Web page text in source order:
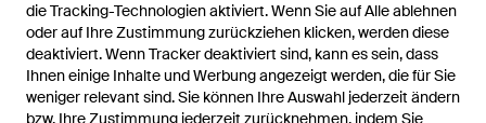
die Tracking-Technologien aktiviert. Wenn Sie auf Alle ablehnen
oder auf Ihre Zustimmung zurückziehen klicken, werden diese
deaktiviert. Wenn Tracker deaktiviert sind, kann es sein, dass
Ihnen einige Inhalte und Werbung angezeigt werden, die für Sie
weniger relevant sind. Sie können Ihre Auswahl jederzeit ändern
bzw. Ihre Zustimmung jederzeit zurücknehmen, indem Sie
die Tracking-Technologien aktiviert. Wenn Sie auf Alle ablehnen
oder auf Ihre Zustimmung zurückziehen klicken, werden diese
deaktiviert. Wenn Tracker deaktiviert sind, kann es sein, dass
Ihnen einige Inhalte und Werbung angezeigt werden, die für Sie
weniger relevant sind. Sie können Ihre Auswahl jederzeit ändern
bzw. Ihre Zustimmung jederzeit zurücknehmen, indem Sie